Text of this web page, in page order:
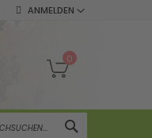
ANMELDEN
Mein
0
SUCHE